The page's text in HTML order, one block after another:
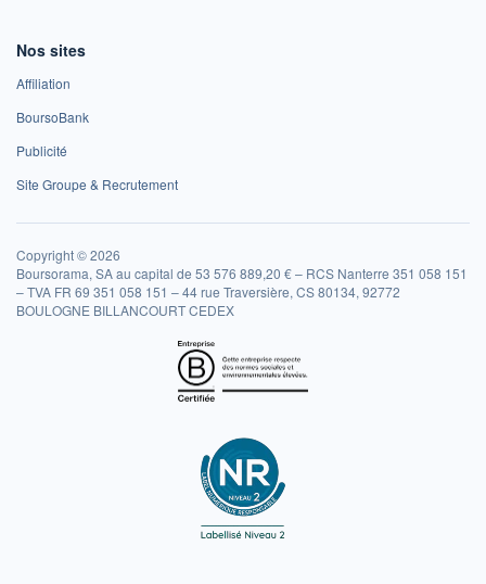
Nos sites
Affiliation
BoursoBank
Publicité
Site Groupe & Recrutement
Copyright © 2026
Boursorama, SA au capital de 53 576 889,20 € – RCS Nanterre 351 058 151
– TVA FR 69 351 058 151 – 44 rue Traversière, CS 80134, 92772
BOULOGNE BILLANCOURT CEDEX